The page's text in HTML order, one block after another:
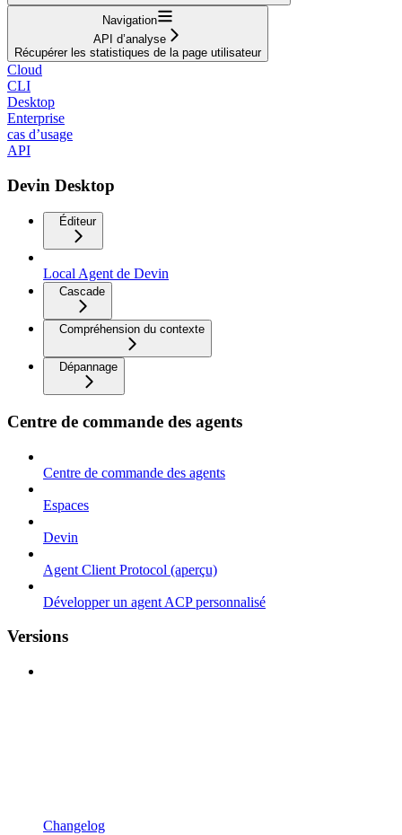
Navigation
API d’analyse
Récupérer les statistiques de la page utilisateur
Cloud
CLI
Desktop
Enterprise
cas d’usage
API
Devin Desktop
Éditeur
Local Agent de Devin
Cascade
Compréhension du contexte
Dépannage
Centre de commande des agents
Centre de commande des agents
Espaces
Devin
Agent Client Protocol (aperçu)
Développer un agent ACP personnalisé
Versions
Changelog